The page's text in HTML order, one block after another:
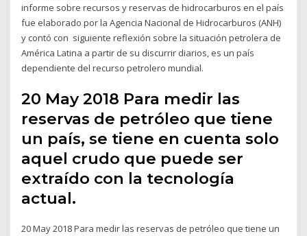
informe sobre recursos y reservas de hidrocarburos en el país
fue elaborado por la Agencia Nacional de Hidrocarburos (ANH)
y contó con siguiente reflexión sobre la situación petrolera de
América Latina a partir de su discurrir diarios, es un país
dependiente del recurso petrolero mundial.
20 May 2018 Para medir las
reservas de petróleo que tiene
un país, se tiene en cuenta solo
aquel crudo que puede ser
extraído con la tecnología
actual.
20 May 2018 Para medir las reservas de petróleo que tiene un